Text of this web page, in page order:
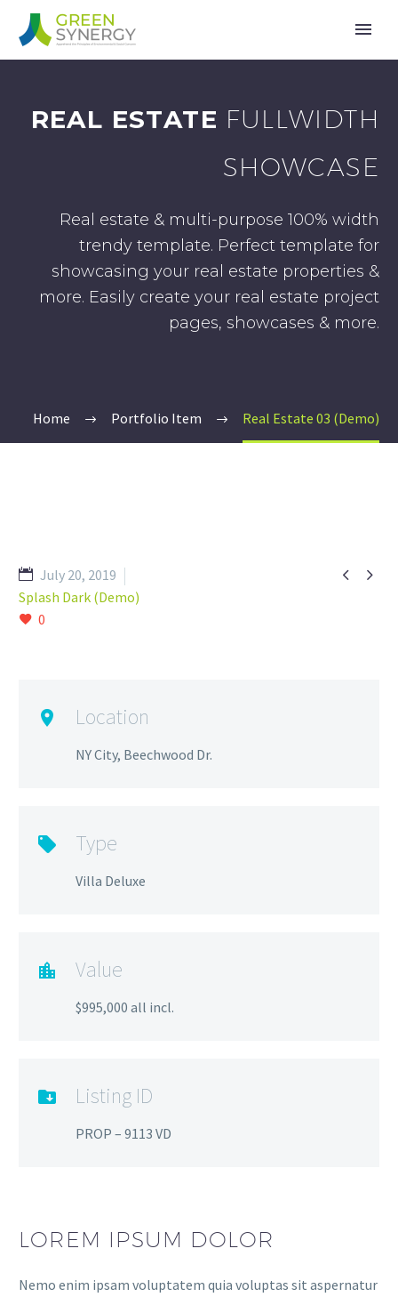
REAL ESTATE FULLWIDTH
SHOWCASE
Real estate & multi-purpose 100% width
trendy template. Perfect template for
showcasing your real estate properties &
more. Easily create your real estate project
pages, showcases & more.
Home Portfolio Item Real Estate 03 (Demo)
 
July 20, 2019
Splash Dark (Demo)
0
Location
NY City, Beechwood Dr.
Type
Villa Deluxe
Value
$995,000 all incl.
Listing ID
PROP – 9113 VD
LOREM IPSUM DOLOR
Nemo enim ipsam voluptatem quia voluptas sit aspernatur